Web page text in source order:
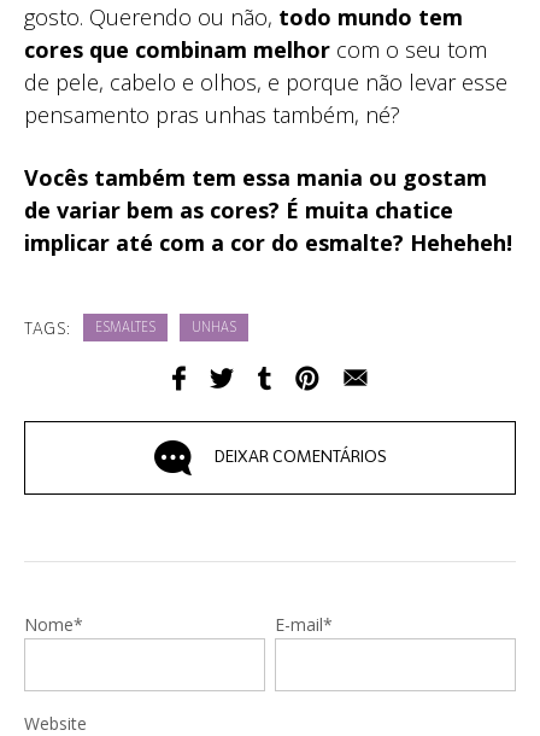
gosto. Querendo ou não, todo mundo tem
cores que combinam melhor com o seu tom
de pele, cabelo e olhos, e porque não levar esse
pensamento pras unhas também, né?
Vocês também tem essa mania ou gostam
de variar bem as cores? É muita chatice
implicar até com a cor do esmalte? Heheheh!
TAGS: ESMALTES UNHAS
DEIXAR COMENTÁRIOS
Nome* E-mail*
Website